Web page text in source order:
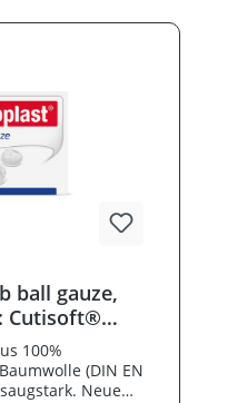
ball gauze,
Cutisoft®
100%
(DIN EN
Neue